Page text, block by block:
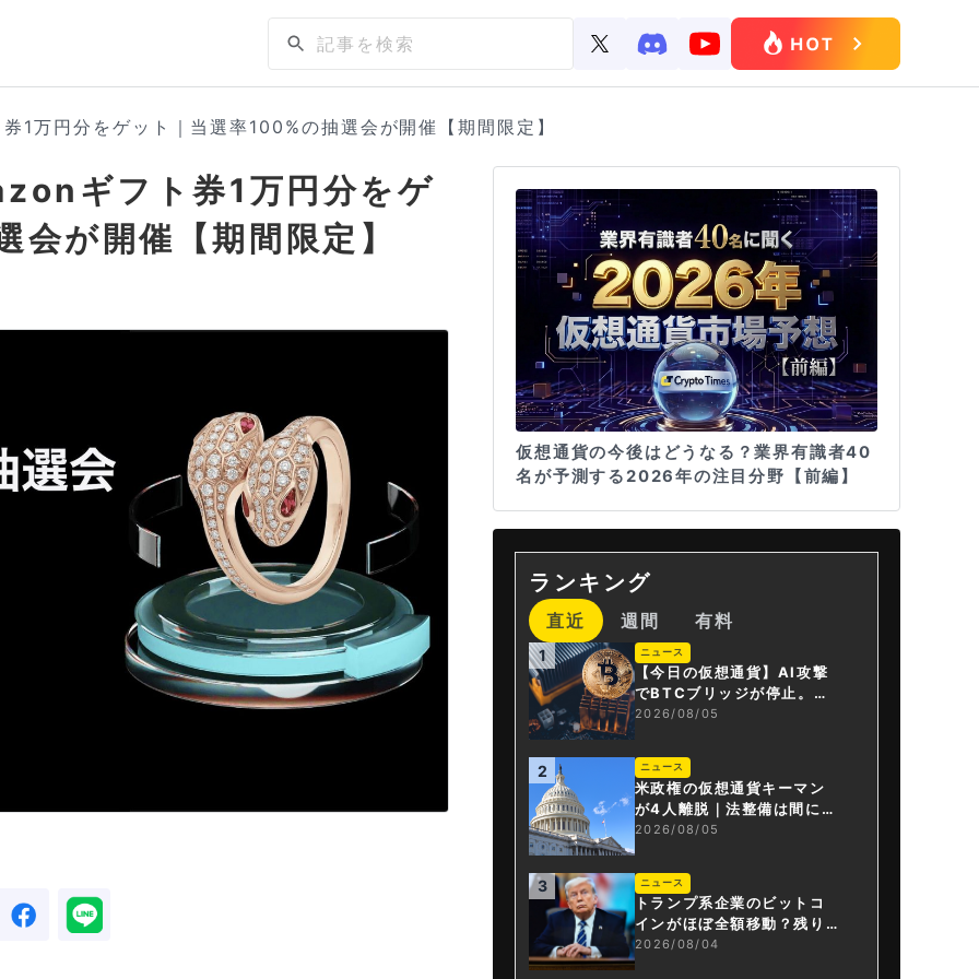
1万円分をゲット｜当選率100%の抽選会が開催【期間限定】
ギフト券1万円分をゲ
が開催【期間限定】
仮想通貨の今後はどうなる？業界有識者40
名が予測する2026年の注目分野【前編】
ランキング
直近 週間 有料
1 ニュース
【今日の仮想通貨】AI攻撃
でBTCブリッジが停止。金
融庁が「暗号資産・ステー
2026/08/05
2 ニュース
米政権の仮想通貨キーマン
が4人離脱｜法整備は間に合
うか
2026/08/05
3 ニュース
トランプ系企業のビットコ
インがほぼ全額移動？残り
は3.43BTCか
2026/08/04